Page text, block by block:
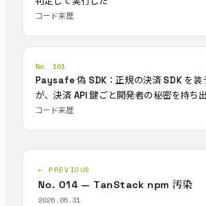
コード来歴
No. 101
Paysafe 偽 SDK：正規の決済 SDK を装
が、決済 API 鍵ごと開発者の秘密を持ち
コード来歴
← PREVIOUS
No. 014 — TanStack npm 汚染
2026.05.31